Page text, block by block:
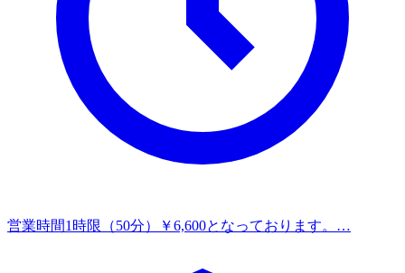
営業時間1時限（50分）￥6,600となっております。…